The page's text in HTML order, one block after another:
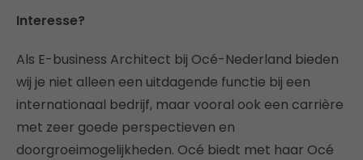
Interesse?
Als E-business Architect bij Océ-Nederland bieden
wij je niet alleen een uitdagende functie bij een
internationaal bedrijf, maar vooral ook een carrière
met zeer goede perspectieven en
doorgroeimogelijkheden. Océ biedt met haar Océ